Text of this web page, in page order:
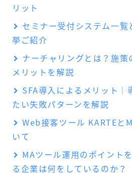
リット
セミナー受付システム一
挙ご紹介
ナーチャリングとは？施
メリットを解説
SFA導入によるメリット｜
たい失敗パターンを解説
Web接客ツール KARTEと
いて
MAツール運用のポイント
る企業は何をしているのか？